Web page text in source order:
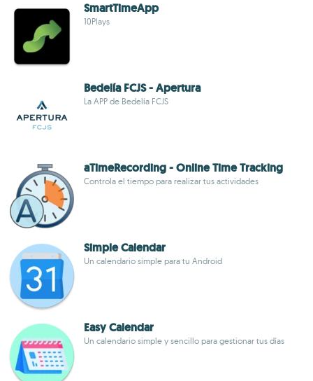
SmartTimeApp
10Plays
Bedelía FCJS - Apertura
La APP de Bedelía FCJS
aTimeRecording - Online Time Tracking
Controla el tiempo para realizar tus actividades
Simple Calendar
Un calendario simple para tu Android
Easy Calendar
Un calendario simple y sencillo para gestionar tus días